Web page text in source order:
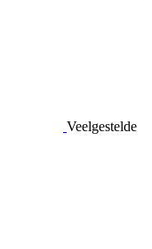
Veelgestelde